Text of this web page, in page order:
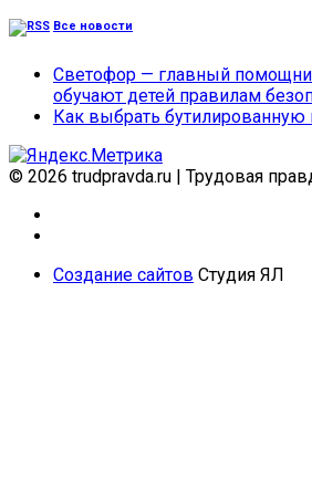
Все новости
Светофор — главный
обучают детей правилам
Как выбрать бутилированную
© 2026 trudpravda.ru | Трудовая
Создание сайтов Студия ЯЛ